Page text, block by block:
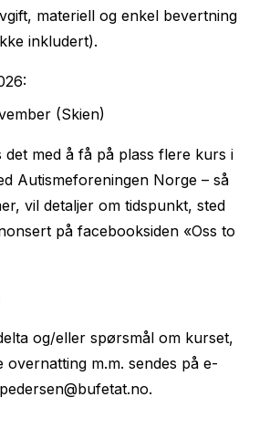
materiell og enkel bevertning
inkludert).
(Skien)
det med å få på plass flere kurs i
Autismeforeningen Norge – så
vil detaljer om tidspunkt, sted
på facebooksiden «Oss to
og/eller spørsmål om kurset,
overnatting m.m. sendes på e-